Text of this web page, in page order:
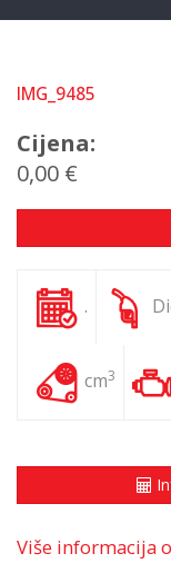
IMG_9485
Cijena:
0,00 €
.
cm3
Više informacija